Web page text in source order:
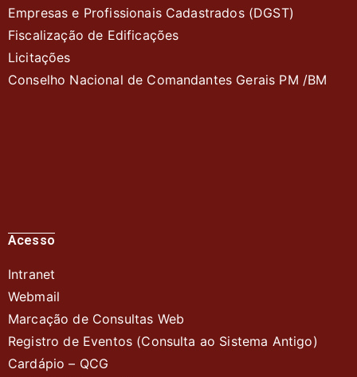
Empresas e Profissionais Cadastrados (DGST)
Fiscalização de Edificações
Licitações
Conselho Nacional de Comandantes Gerais PM /BM
Acesso
Intranet
Webmail
Marcação de Consultas Web
Registro de Eventos (Consulta ao Sistema Antigo)
Cardápio – QCG